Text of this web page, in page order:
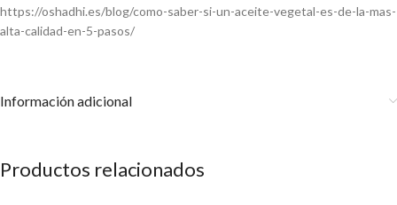
https://oshadhi.es/blog/como-saber-si-un-aceite-vegetal-es-de-la-mas-
alta-calidad-en-5-pasos/
Información adicional
Productos relacionados